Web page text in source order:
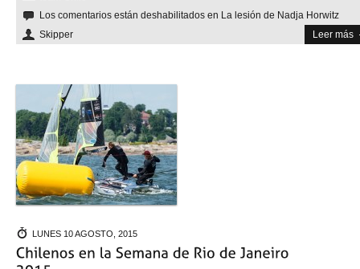
Los comentarios están deshabilitados en La lesión de Nadja Horwitz
Skipper
Leer más
LUNES 10 AGOSTO, 2015